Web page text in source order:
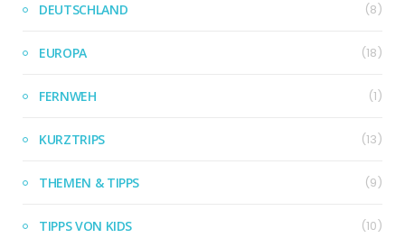
DEUTSCHLAND (8)
EUROPA (18)
FERNWEH (1)
KURZTRIPS (13)
THEMEN & TIPPS (9)
TIPPS VON KIDS (10)